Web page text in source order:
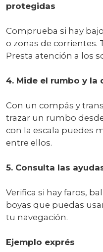
protegidas
Comprueba si hay
o zonas de corrientes.
Presta atención a los
4. Mide el rumbo y la
Con un compás y
trazar un rumbo
con la escala puedes
entre ellos.
5. Consulta las
Verifica si hay faros,
boyas que puedas
tu navegación.
Ejemplo exprés